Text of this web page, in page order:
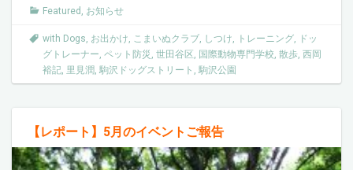
Featured , お知らせ
with Dogs, お出かけ, こまいぬクラブ, しつけ, トレーニング, ドッ
グトレーナー, ペット防災 , 世田谷区, 国際動物専門学校, 散歩, 西岡
裕記, 里見潤, 駒沢ドッグストリート , 駒沢公園
【レポート】5月のイベントご報告